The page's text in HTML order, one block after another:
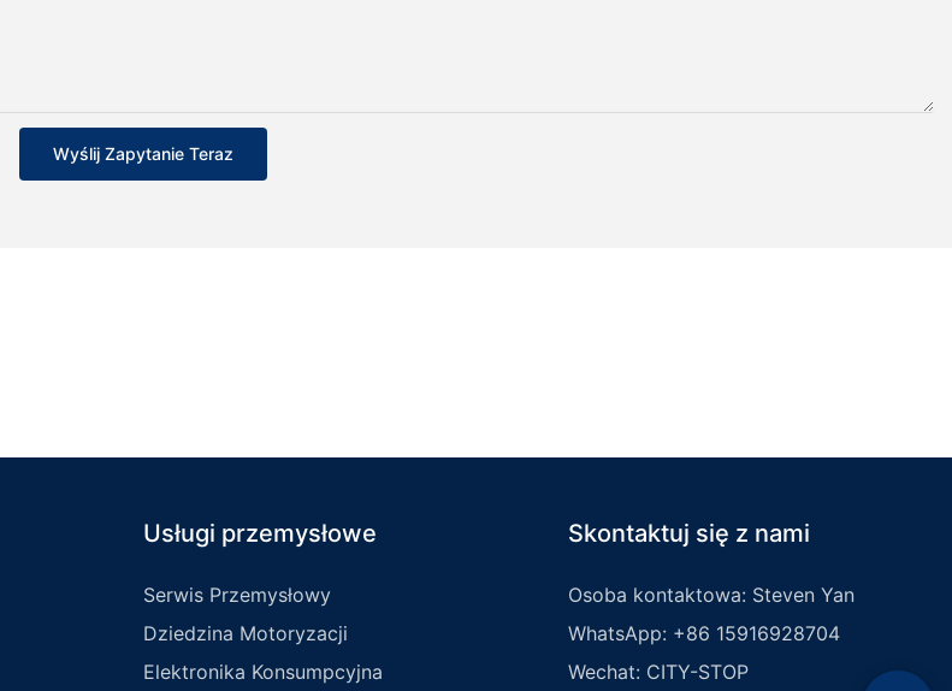
Wyślij Zapytanie Teraz
Usługi przemysłowe
Serwis Przemysłowy
Dziedzina Motoryzacji
Elektronika Konsumpcyjna
Skontaktuj się z nami
Osoba kontaktowa: Steven Yan
WhatsApp: +86 15916928704
Wechat: CITY-STOP